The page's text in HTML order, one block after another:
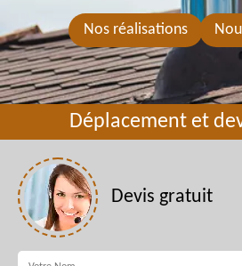
Nos réalisations
Déplacement et
Devis gratuit